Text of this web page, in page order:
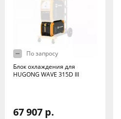
По запросу
Блок охлаждения для
HUGONG WAVE 315D III
67 907 р.